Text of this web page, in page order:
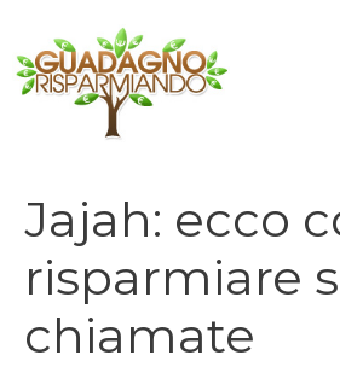
contenuto
Jajah: ecco
risparmiare
chiamate